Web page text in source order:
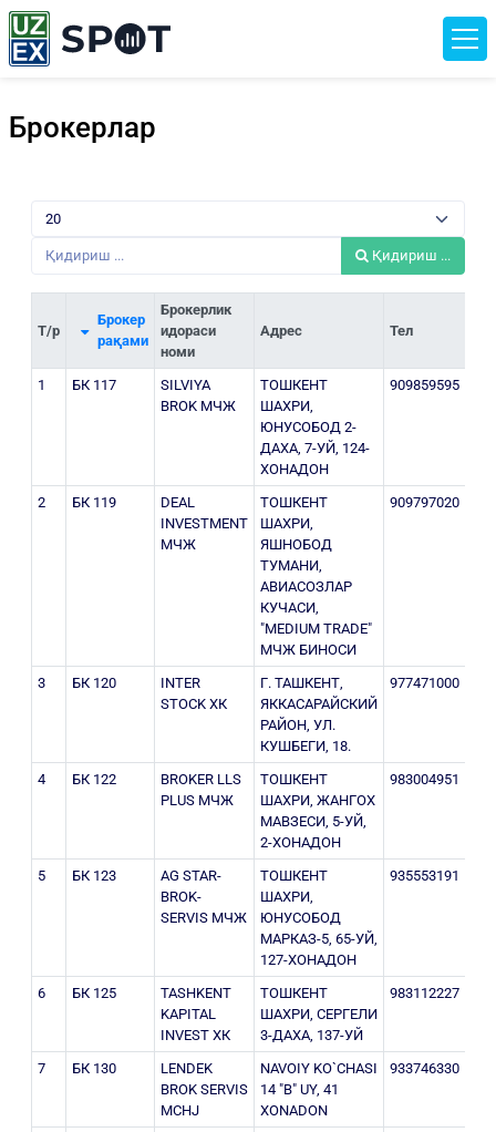
Брокерлар
Қидириш ...
Т/р
Брокер
рақами
Брокерлик
идораси
номи
Адрес Тел
1 БК 117
SILVIYA
BROK МЧЖ
ТОШКЕНТ
ШАХРИ,
ЮНУСОБОД 2-
ДАХА, 7-УЙ, 124-
ХОНАДОН
909859595
2 БК 119
DEAL
INVESTMENT
МЧЖ
ТОШКЕНТ
ШАХРИ,
ЯШНОБОД
ТУМАНИ,
АВИАСОЗЛАР
КУЧАСИ,
"MEDIUM TRADE"
МЧЖ БИНОСИ
909797020
3 БК 120
INTER
STOCK ХК
Г. ТАШКЕНТ,
ЯККАСАРАЙСКИЙ
РАЙОН, УЛ.
КУШБЕГИ, 18.
977471000
4 БК 122
BROKER LLS
PLUS МЧЖ
ТОШКЕНТ
ШАХРИ, ЖАНГОХ
МАВЗЕСИ, 5-УЙ,
2-ХОНАДОН
983004951
5 БК 123
AG STAR-
BROK-
SERVIS МЧЖ
ТОШКЕНТ
ШАХРИ,
ЮНУСОБОД
МАРКАЗ-5, 65-УЙ,
127-ХОНАДОН
935553191
6 БК 125
TASHKENT
KAPITAL
INVEST ХК
ТОШКЕНТ
ШАХРИ, СЕРГЕЛИ
3-ДАХА, 137-УЙ
983112227
7 БК 130
LENDEK
BROK SERVIS
MCHJ
NAVOIY KO`CHASI
14 "B" UY, 41
XONADON
933746330